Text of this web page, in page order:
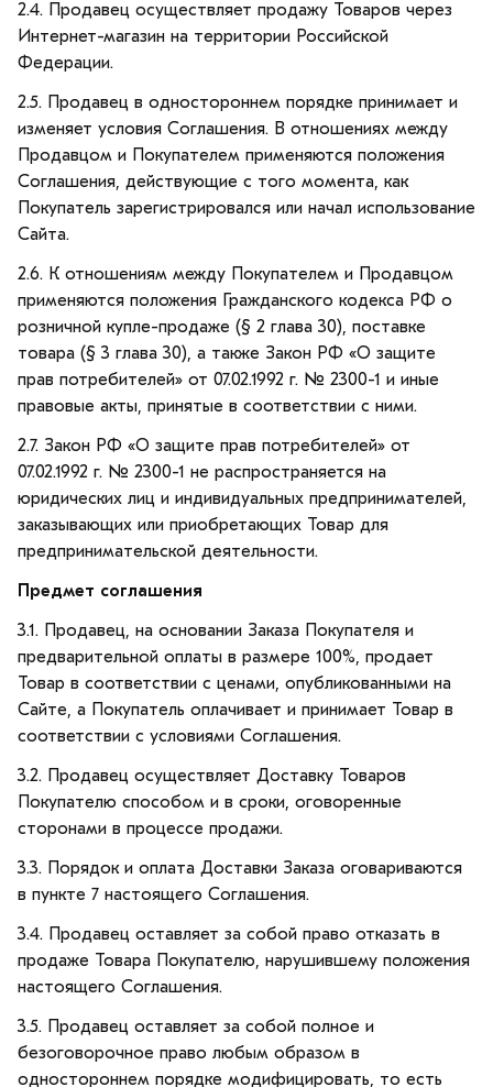
2.4. Продавец осуществляет продажу Товаров через
Интернет-магазин на территории Российской
Федерации.
2.5. Продавец в одностороннем порядке принимает и
изменяет условия Соглашения. В отношениях между
Продавцом и Покупателем применяются положения
Соглашения, действующие с того момента, как
Покупатель зарегистрировался или начал использование
Сайта.
2.6. К отношениям между Покупателем и Продавцом
применяются положения Гражданского кодекса РФ о
розничной купле-продаже (§ 2 глава 30), поставке
товара (§ 3 глава 30), а также Закон РФ «О защите
прав потребителей» от 07.02.1992 г. № 2300-1 и иные
правовые акты, принятые в соответствии с ними.
2.7. Закон РФ «О защите прав потребителей» от
07.02.1992 г. № 2300-1 не распространяется на
юридических лиц и индивидуальных предпринимателей,
заказывающих или приобретающих Товар для
предпринимательской деятельности.
Предмет соглашения
3.1. Продавец, на основании Заказа Покупателя и
предварительной оплаты в размере 100%, продает
Товар в соответствии с ценами, опубликованными на
Сайте, а Покупатель оплачивает и принимает Товар в
соответствии с условиями Соглашения.
3.2. Продавец осуществляет Доставку Товаров
Покупателю способом и в сроки, оговоренные
сторонами в процессе продажи.
3.3. Порядок и оплата Доставки Заказа оговариваются
в пункте 7 настоящего Соглашения.
3.4. Продавец оставляет за собой право отказать в
продаже Товара Покупателю, нарушившему положения
настоящего Соглашения.
3.5. Продавец оставляет за собой полное и
безоговорочное право любым образом в
одностороннем порядке модифицировать, то есть